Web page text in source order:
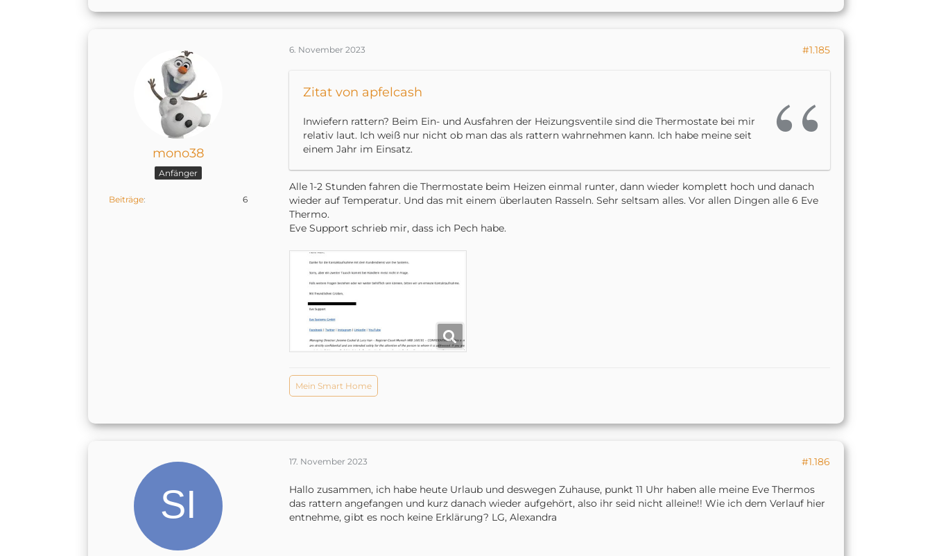
mono38
Anfänger
Beiträge 6
6. November 2023 #1.185
Zitat von apfelcash
Inwiefern rattern? Beim Ein- und Ausfahren der Heizungsventile sind die Thermostate bei mir
relativ laut. Ich weiß nur nicht ob man das als rattern wahrnehmen kann. Ich habe meine seit
einem Jahr im Einsatz.
Alle 1-2 Stunden fahren die Thermostate beim Heizen einmal runter, dann wieder komplett hoch und danach
wieder auf Temperatur. Und das mit einem überlauten Rasseln. Sehr seltsam alles. Vor allen Dingen alle 6 Eve
Thermo.
Eve Support schrieb mir, dass ich Pech habe.
Mein Smart Home
17. November 2023 #1.186
Hallo zusammen, ich habe heute Urlaub und deswegen Zuhause, punkt 11 Uhr haben alle meine Eve Thermos
das rattern angefangen und kurz danach wieder aufgehört, also ihr seid nicht alleine!! Wie ich dem Verlauf hier
entnehme, gibt es noch keine Erklärung? LG, Alexandra